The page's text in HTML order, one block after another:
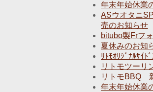
年末年始休業
ASウオタニ
売のお知らせ
bitubo製Frフ
夏休みのお知
ﾘﾄﾓｵﾘｼﾞﾅﾙｻｲ
リトモツーリ
リトモBBQ
年末年始休業